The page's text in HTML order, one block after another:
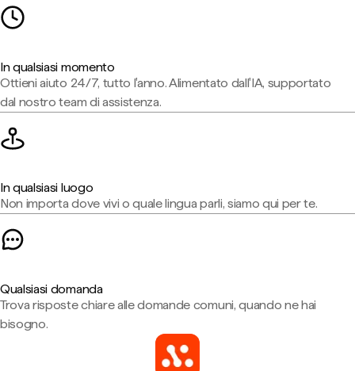
In qualsiasi momento
Ottieni aiuto 24/7, tutto l'anno. Alimentato dall'IA, supportato
dal nostro team di assistenza.
In qualsiasi luogo
Non importa dove vivi o quale lingua parli, siamo qui per te.
Qualsiasi domanda
Trova risposte chiare alle domande comuni, quando ne hai
bisogno.